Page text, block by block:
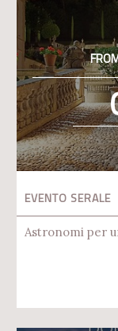
EVENTO SERALE
Astronomi per